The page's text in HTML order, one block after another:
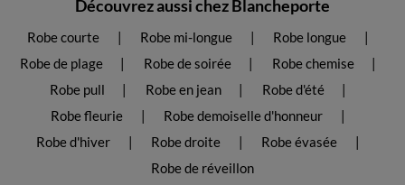
Découvrez aussi chez Blancheporte
Robe courte Robe mi-longue
Robe longue
Robe de plage
Robe de soirée
Robe chemise
Robe pull
Robe en jean
Robe d'été
Robe fleurie
Robe demoiselle d'honneur
Robe d'hiver
Robe droite
Robe évasée
Robe de réveillon